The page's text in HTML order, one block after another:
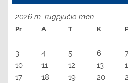
2026 m. rugpjūčio mėn.
Pr A T K
3
4 5 6
10
11 12 13
17
18 19 20